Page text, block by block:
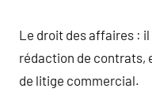
Le droit des affaires :
rédaction de contrats,
de litige commercial.